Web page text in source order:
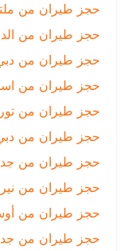
حجز طيران من ملتان إلى
حجز طيران من الدمام
حجز طيران من دبي إلى
حجز طيران من
حجز طيران من تورونتو
حجز طيران من دبي إلى
حجز طيران من جدة إلى
حجز طيران من نيروبي
حجز طيران من أوساكا
حجز طيران من جدة إلى